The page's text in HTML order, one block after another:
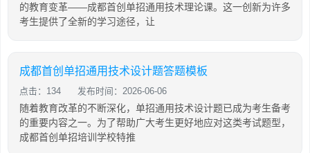
的教育变革——成都首创单招通用技术理论课。这一创新为许多
考生提供了全新的学习途径，让
成都首创单招通用技术设计题答题模板
点击：134 发布时间：2026-06-06
随着教育改革的不断深化，单招通用技术设计题已成为考生备考
的重要内容之一。为了帮助广大考生更好地应对这类考试题型，
成都首创单招培训学校特推